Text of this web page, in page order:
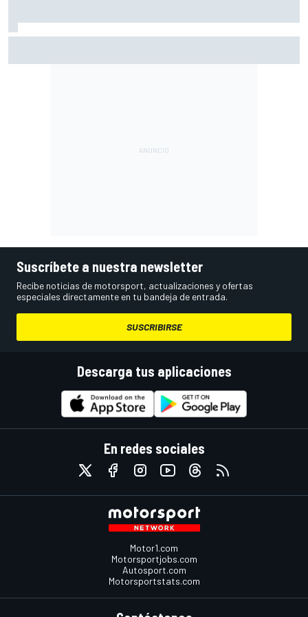
Suscríbete a nuestra newsletter
Recibe noticias de motorsport, actualizaciones y ofertas
especiales directamente en tu bandeja de entrada.
SUSCRIBIRSE
Descarga tus aplicaciones
En redes sociales
Motor1.com
Motorsportjobs.com
Autosport.com
Motorsportstats.com